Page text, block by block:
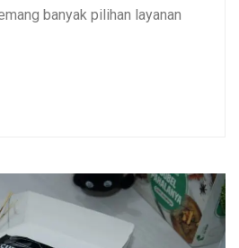
banyak pilihan layanan